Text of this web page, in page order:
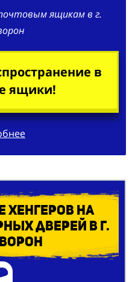
в
ящики!
на
дверей в г.